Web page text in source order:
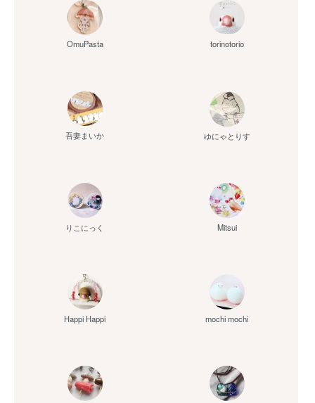
OmuPasta torinotorio
吾妻まいか ゆにゃとりす
りこにっく Mitsui
Happi Happi mochi mochi